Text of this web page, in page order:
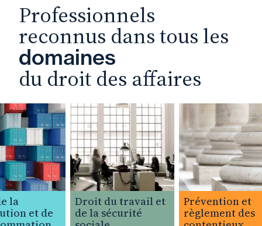
Professionnels
reconnus dans tous les
domaines
du droit des affaires
et de
Droit du travail et
de la sécurité
Prévention et
règlement des